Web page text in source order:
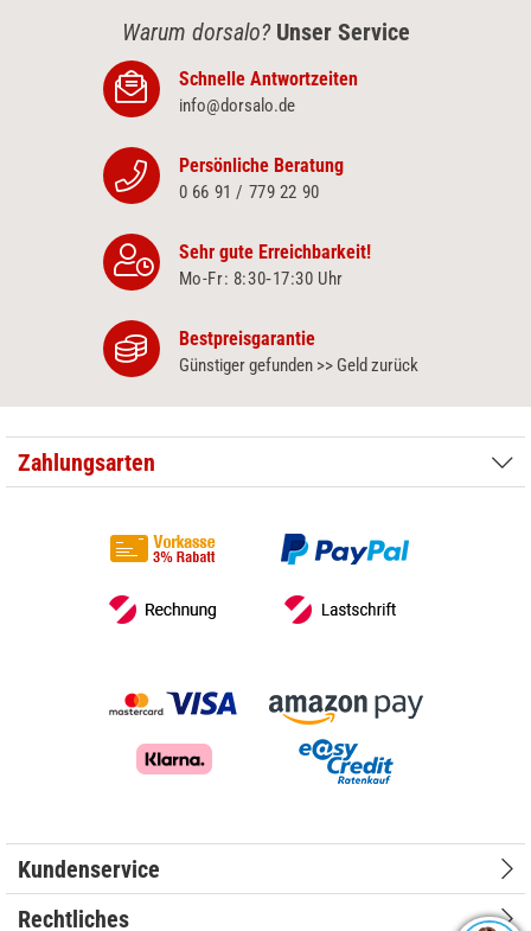
Warum dorsalo? Unser Service
Schnelle Antwortzeiten
info@dorsalo.de
Persönliche Beratung
0 66 91 / 779 22 90
Sehr gute Erreichbarkeit!
Mo-Fr: 8:30‑17:30 Uhr
Bestpreisgarantie
Günstiger gefunden >> Geld zurück
Zahlungsarten
Kundenservice
Rechtliches